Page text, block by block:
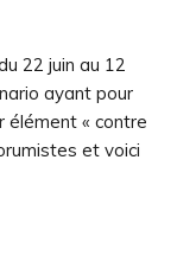
22 juin au 12
ayant pour
élément « contre
et voici